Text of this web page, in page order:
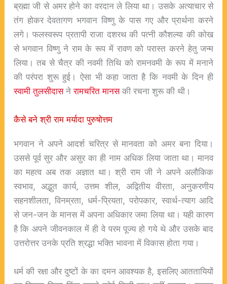
ब्रह्मा जी से अमर होने का वरदान ले लिया था। उसके अत्याचार से
तंग होकर देवतागण भगवान विष्णु के पास गए और प्रार्थना करने
लगे। फलस्वरूप प्रतापी राजा दशरथ की पत्नी कौशल्या की कोख
से भगवान विष्णु ने राम के रूप में रावण को परास्त करने हेतु जन्म
लिया। तब से चैत्र की नवमी तिथि को रामनवमी के रूप में मनाने
की परंपरा शुरू हुई। ऐसा भी कहा जाता है कि नवमी के दिन ही
स्वामी तुलसीदासनेरामचरित मानसकी रचना शुरू की थी।
कैसे बने श्री राम मर्यादा पुरुषोत्तम
भगवान ने अपने आदर्श चरित्र से मानवता को अमर बना दिया।
उससे पूर्व सुर और असुर का ही नाम अधिक लिया जाता था। मानव
का महत्व अब तक अज्ञात था। श्री राम जी ने अपने अलौकिक
स्वभाव, अद्भुत कार्य, उत्तम शील, अद्वितीय वीरता, अनुकरणीय
सहनशीलता, विनम्रता, धर्म-प्रियता, परोपकार, स्वार्थ-त्याग आदि
से जन-जन के मानस में अपना अधिकार जमा लिया था। यही कारण
है कि अपने जीवनकाल में ही वे परम पूज्य हो गये थे और उसके बाद
उत्तरोत्तर उनके प्रति श्रद्धा भक्ति भावना में विकास होता गया।
धर्म की रक्षा और दुष्टों के का दमन आवश्यक है, इसलिए आततायियों